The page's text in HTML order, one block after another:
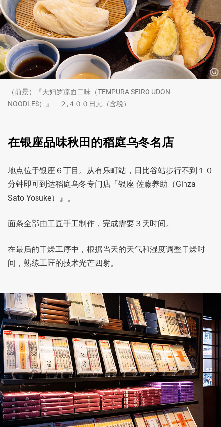
（前景）『天妇罗凉面二味（TEMPURA SEIRO UDON
NOODLES）』 ２,４００日元（含税）
在银座品味秋田的稻庭乌冬名店
地点位于银座６丁目。从有乐町站，日比谷站步行不到１０
分钟即可到达稻庭乌冬专门店『银座 佐藤养助（Ginza
Sato Yosuke）』。
面条全部由工匠手工制作，完成需要３天时间。
在最后的干燥工序中，根据当天的天气和湿度调整干燥时
间，熟练工匠的技术光芒四射。